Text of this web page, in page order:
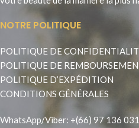
NOTRE POLITIQUE
POLITIQUE DE
POLITIQUE DE
POLITIQUE D’EXPÉDITION
CONDITIONS GÉNÉRALES
WhatsApp/Viber: +(66) 97 136